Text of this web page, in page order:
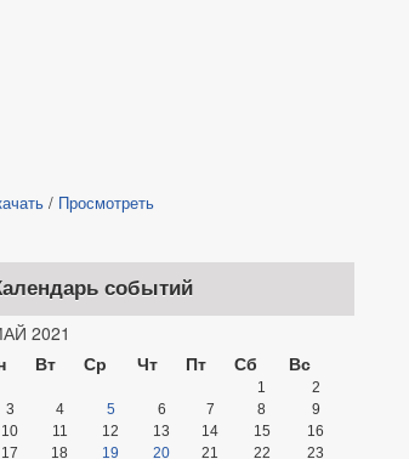
/ Просмотреть
событий
2021
Вт Ср Чт Пт Сб Вс
1
2
3
4 5 6 7 8
9
10
11 12 13 14 15
16
17
18 19 20 21 22 23